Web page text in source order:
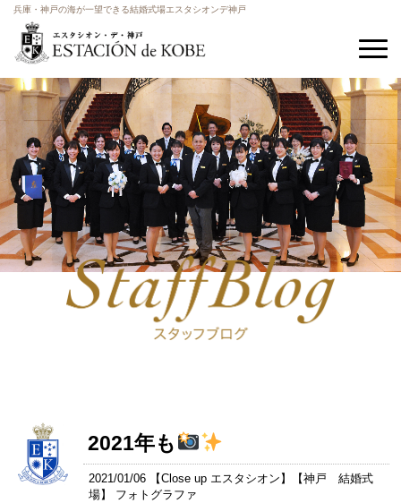
兵庫・神戸の海が一望できる結婚式場エスタシオンデ神戸
2021年も
2021/01/06 【Close up エスタシオン 】【神戸 結婚式
場】 フォトグラファ